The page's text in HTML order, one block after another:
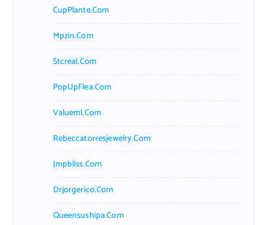
CupPlante.com
Mpzin.com
Stcreal.com
PopUpFlea.com
Valueml.com
Rebeccatorresjewelry.com
Jmpbliss.com
Drjorgerico.com
Queensushipa.com